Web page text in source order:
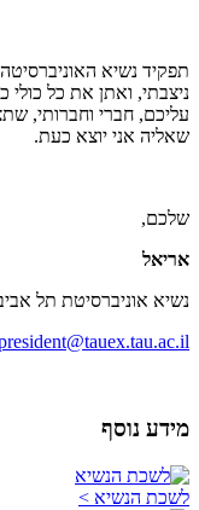
תפקיד נשיא
ניצבתי, ואתן את כל כולי
עליכם, חברי וחברותי,
שאליה אני יוצא כעת.
שלכם,
אריאל
נשיא אוניברסיטת תל
מידע נוסף
לשכת הנשיא >